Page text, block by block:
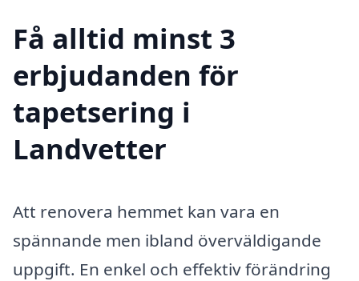
Få alltid minst 3
erbjudanden för
tapetsering i
Landvetter
Att renovera hemmet kan vara en
spännande men ibland överväldigande
uppgift. En enkel och effektiv förändring